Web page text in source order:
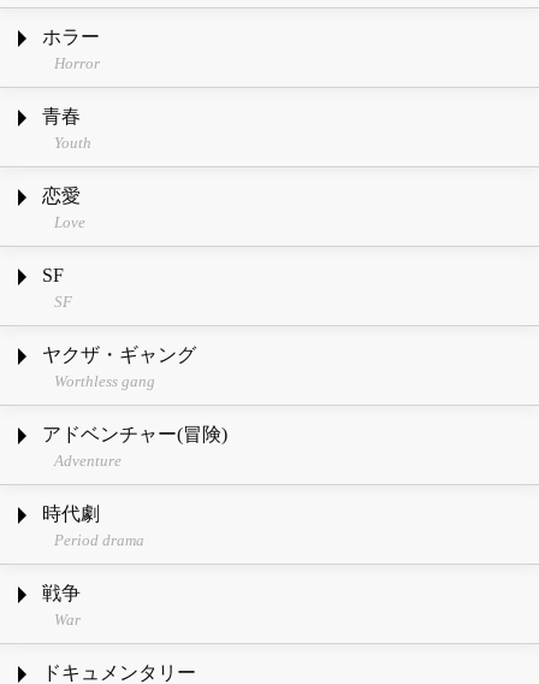
ホラー
Horror
青春
Youth
恋愛
Love
SF
SF
ヤクザ・ギャング
Worthless gang
アドベンチャー(冒険)
Adventure
時代劇
Period drama
戦争
War
ドキュメンタリー